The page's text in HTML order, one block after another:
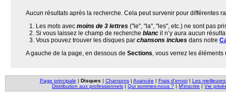
Aucun résultats après la recherche. Cela peut survenir pour différentes
Les mots avec moins de 3 lettres("le", "la", "les", etc.) ne sont pas
Si vous laissez le champ de recherche blancil n’y aura aucun
Vous pouvez trouver les disques par chansons incluesdans notre
A gauche de la page, en dessous de Sections, vous verrez les
Page principale | Disques | Chansons| Avancée | Frais d'envoi| Les
Distribution aux professionnels | Qui sommes-nous ? | M'inscrire | Vie